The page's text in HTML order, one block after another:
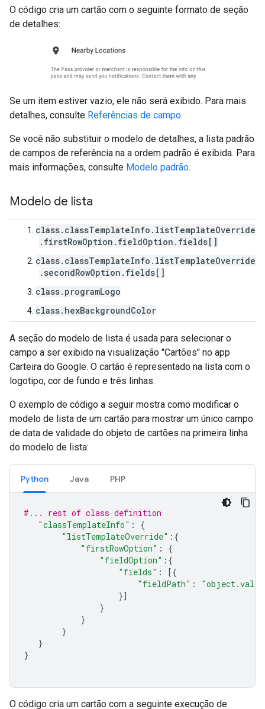
O código cria um cartão com o seguinte formato de seção
de detalhes:
Se um item estiver vazio, ele não será exibido. Para mais
detalhes, consulte Referências de campo.
Se você não substituir o modelo de detalhes, a lista padrão
de campos de referência na a ordem padrão é exibida. Para
mais informações, consulte Modelo padrão.
Modelo de lista
class.classTemplateInfo.listTemplateOverride
.firstRowOption.fieldOption.fields[]
class.classTemplateInfo.listTemplateOverride
.secondRowOption.fields[]
class.programLogo
class.hexBackgroundColor
A seção do modelo de lista é usada para selecionar o
campo a ser exibido na visualização "Cartões" no app
Carteira do Google. O cartão é representado na lista com o
logotipo, cor de fundo e três linhas.
O exemplo de código a seguir mostra como modificar o
modelo de lista de um cartão para mostrar um único campo
de data de validade do objeto de cartões na primeira linha
do modelo de lista:
Python Java PHP
#... rest of class definition
"classTemplateInfo" :
{
"listTemplateOverride" :{
"firstRowOption" :
{
"fieldOption" :{
"fields" :
[{
"fieldPath" :
}]
}
}
}
}
}
O código cria um cartão com a seguinte execução de